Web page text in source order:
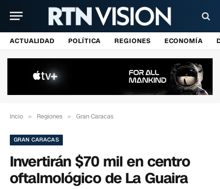
ACTUALIDAD POLÍTICA REGIONES ECONOMÍA
Incio » Regiones » Gran Caracas
GRAN CARACAS
Invertirán $70 mil en centro
oftalmológico de La Guaira